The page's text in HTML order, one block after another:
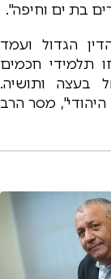
בת ים וחיפה".
הגדול ועמד
תלמידי חכמים
בעצה ותושיה.
מסר הרב